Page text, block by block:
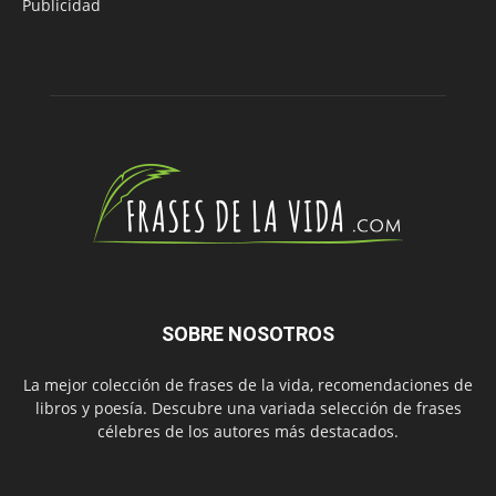
Publicidad
SOBRE NOSOTROS
La mejor colección de frases de la vida, recomendaciones de
libros y poesía. Descubre una variada selección de frases
célebres de los autores más destacados.